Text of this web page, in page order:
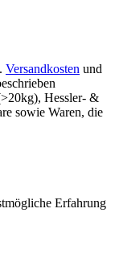
Versandkosten und
Hessler- &
sowie Waren, die
Erfahrung